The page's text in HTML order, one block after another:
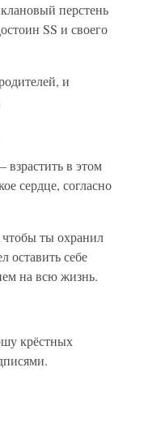
перстень
SS и своего
и
в этом
сердце, согласно
ты охранил
оставить себе
на всю жизнь.
крёстных